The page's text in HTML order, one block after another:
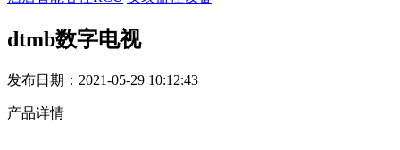
dtmb数字电视
发布日期：2021-05-29 10:12:43
产品详情